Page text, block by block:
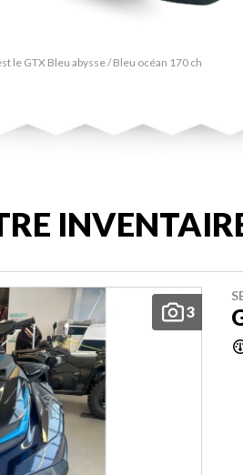
le GTX Bleu abysse / Bleu océan 170 ch
3